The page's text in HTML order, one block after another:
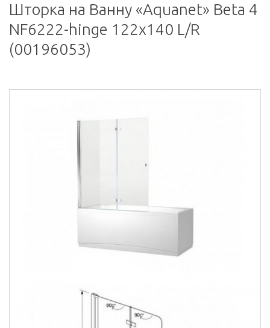
Шторка на Ванну «Aquanet» Beta 4
NF6222-hinge 122x140 L/R
(00196053)